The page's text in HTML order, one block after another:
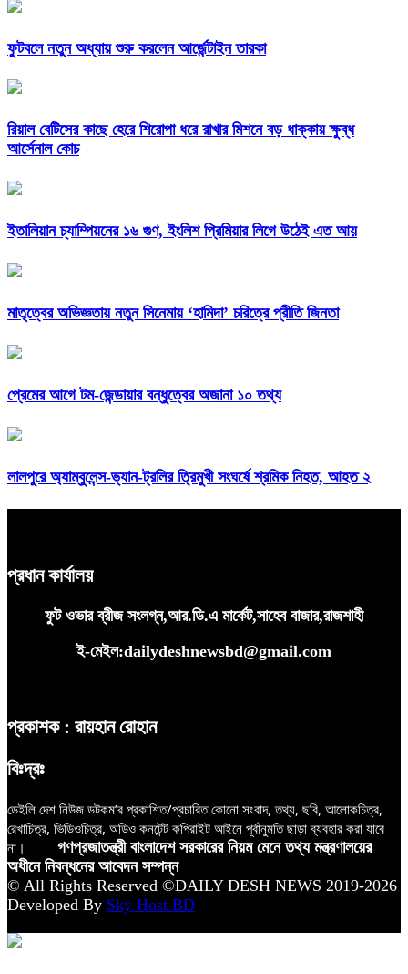
ফুটবলে নতুন অধ্যায় শুরু করলেন আর্জেন্টাইন তারকা
রিয়াল বেটিসের কাছে হেরে শিরোপা ধরে রাখার মিশনে বড় ধাক্কায় ক্ষুব্ধ
আর্সেনাল কোচ
ইতালিয়ান চ্যাম্পিয়নের ১৬ গুণ, ইংলিশ প্রিমিয়ার লিগে উঠেই এত আয়
মাতৃত্বের অভিজ্ঞতায় নতুন সিনেমায় ‘হামিদা’ চরিত্রে প্রীতি জিনতা
প্রেমের আগে টম-জেন্ডায়ার বন্ধুত্বের অজানা ১০ তথ্য
লালপুরে অ্যাম্বুলেন্স-ভ্যান-ট্রলির ত্রিমুখী সংঘর্ষে শ্রমিক নিহত, আহত ২
প্রধান কার্যালয়
ফুট ওভার ব্রীজ সংলগ্ন,আর.ডি.এ মার্কেট,সাহেব বাজার,রাজশাহী
ই-মেইল:dailydeshnewsbd@gmail.com
প্রকাশক : রায়হান রোহান
বিঃদ্রঃ
ডেইলি দেশ নিউজ ডটকম’র প্রকাশিত/প্রচারিত কোনো সংবাদ, তথ্য, ছবি, আলোকচিত্র,
রেখাচিত্র, ভিডিওচিত্র, অডিও কনটেন্ট কপিরাইট আইনে পূর্বানুমতি ছাড়া ব্যবহার করা যাবে
না।
গণপ্রজাতন্ত্রী বাংলাদেশ সরকারের নিয়ম মেনে তথ্য মন্ত্রণালয়ের
অধীনে নিবন্ধনের আবেদন সম্পন্ন
© All Rights Reserved ©DAILY DESH NEWS 2019-2026
Developed By Sky Host BD